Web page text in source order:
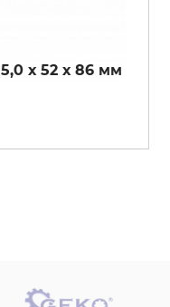
х 52 х 86 мм